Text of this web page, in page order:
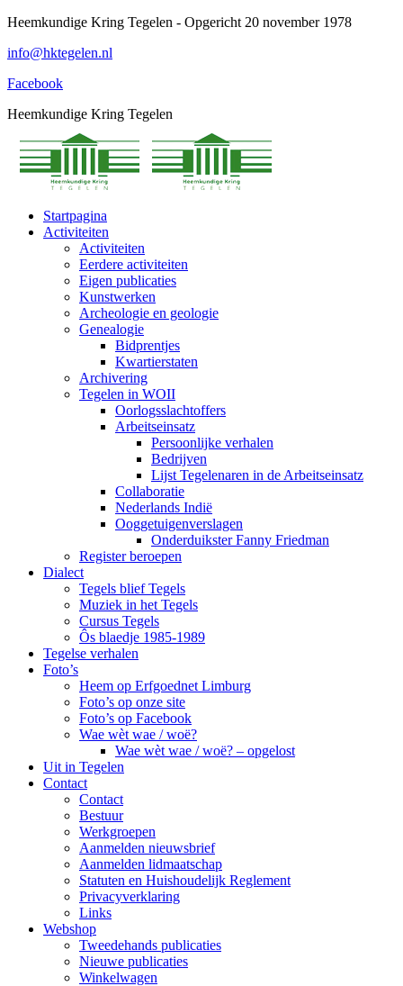
Spring
content
Heemkundige Kring Tegelen - Opgericht 20 november 1978
info@hktegelen.nl
Facebook
Heemkundige Kring Tegelen
Startpagina
Activiteiten
Activiteiten
Eerdere activiteiten
Eigen publicaties
Kunstwerken
Archeologie en geologie
Genealogie
Bidprentjes
Kwartierstaten
Archivering
Tegelen in WOII
Oorlogsslachtoffers
Arbeitseinsatz
Persoonlijke verhalen
Bedrijven
Lijst Tegelenaren in de Arbeitseinsatz
Collaboratie
Nederlands Indië
Ooggetuigenverslagen
Onderduikster Fanny Friedman
Register beroepen
Dialect
Tegels blief Tegels
Muziek in het Tegels
Cursus Tegels
Ôs blaedje 1985-1989
Tegelse verhalen
Foto’s
Heem op Erfgoednet Limburg
Foto’s op onze site
Foto’s op Facebook
Wae wèt wae / woë?
Wae wèt wae / woë? – opgelost
Uit in Tegelen
Contact
Contact
Bestuur
Werkgroepen
Aanmelden nieuwsbrief
Aanmelden lidmaatschap
Statuten en Huishoudelijk Reglement
Privacyverklaring
Links
Webshop
Tweedehands publicaties
Nieuwe publicaties
Winkelwagen